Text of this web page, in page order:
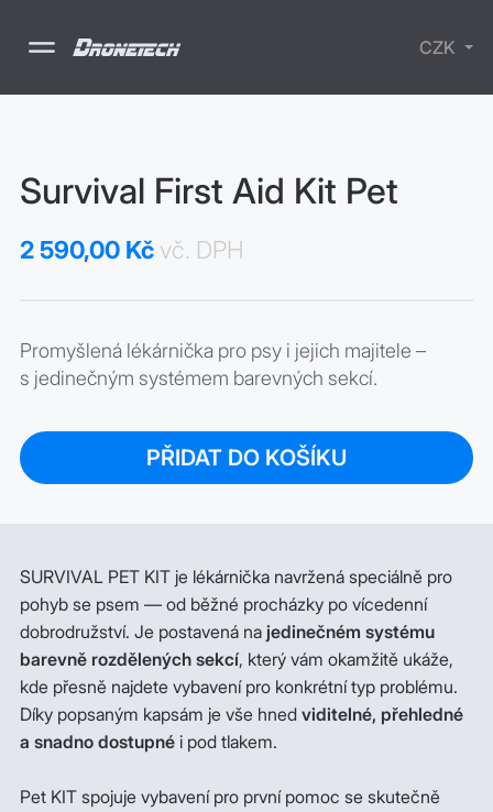
Drony
Příslušenství
stanice
CZK
Survival First Aid Kit Pet
2 590,00 Kč vč. DPH
Promyšlená lékárnička pro psy i jejich majitele –
s jedinečným systémem barevných sekcí.
PŘIDAT DO KOŠÍKU
SURVIVAL PET KIT je lékárnička navržená speciálně pro
pohyb se psem — od běžné procházky po vícedenní
dobrodružství. Je postavená na jedinečném systému
barevně rozdělených sekcí, který vám okamžitě ukáže,
kde přesně najdete vybavení pro konkrétní typ problému.
Díky popsaným kapsám je vše hned viditelné, přehledné
a snadno dostupné i pod tlakem.
Pet KIT spojuje vybavení pro první pomoc se skutečně